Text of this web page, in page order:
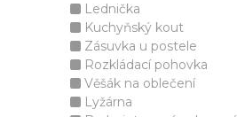
Lednička
Kuchyňský kout
Zásuvka u postele
Rozkládací pohovka
Věšák na oblečení
Lyžárna